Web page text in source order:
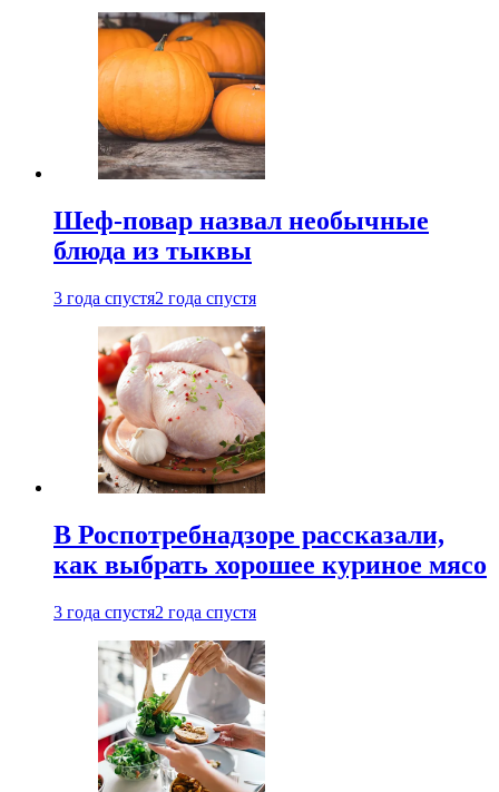
Шеф-повар назвал необычные
блюда из тыквы
3 года спустя2 года спустя
В Роспотребнадзоре рассказали,
как выбрать хорошее куриное мясо
3 года спустя2 года спустя